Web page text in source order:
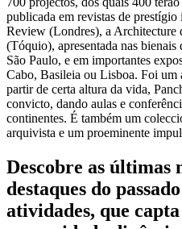
publicada em revistas de
Review (Londres), a Architecture
(Tóquio), apresentada nas bienais
São Paulo, e em importantes
Cabo, Basileia ou Lisboa. Foi um
partir de certa altura da vida,
convicto, dando aulas e
continentes. É também um
arquivista e um proeminente
Descobre as últimas
destaques do passado
atividades, que capta